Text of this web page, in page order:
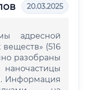
20.03.2025
адресной
(516
разобраны
Информация